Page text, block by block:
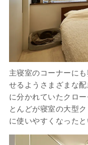
主寝室のコーナーに
せるようさまざまな
に分かれていたクロ
とんどが寝室の大型
に使いやすくなったと